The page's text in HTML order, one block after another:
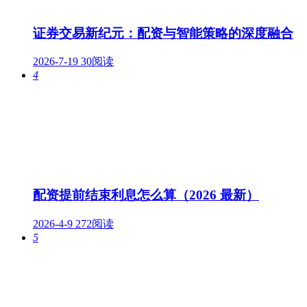
证券交易新纪元：配资与智能策略的深度融合
2026-7-19 30阅读
4
配资提前结束利息怎么算（2026 最新）
2026-4-9 272阅读
5